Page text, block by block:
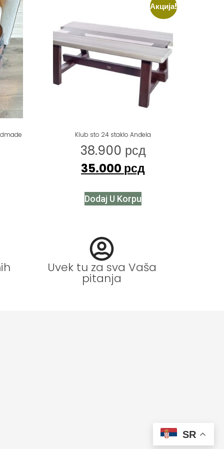
Акција!
Klub sto 24 staklo Anđela
38.900 рсд
35.000 рсд
Dodaj U Korpu
Uvek tu za sva Vaša
pitanja
SR